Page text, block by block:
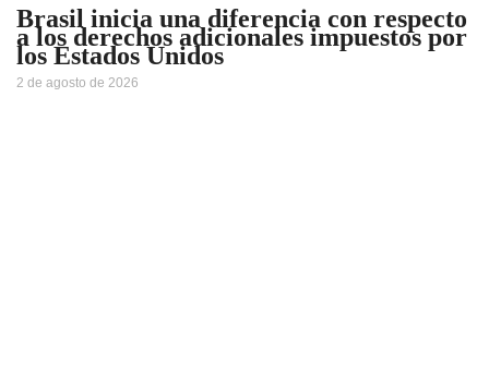
Brasil inicia una diferencia con respecto
a los derechos adicionales impuestos por
los Estados Unidos
2 de agosto de 2026